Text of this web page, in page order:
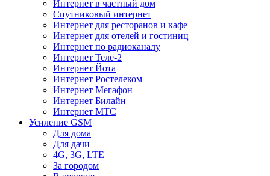
Интернет в частный дом
Спутниковый интернет
Интернет для ресторанов и кафе
Интернет для отелей и гостиниц
Интернет по радиоканалу
Интернет Теле-2
Интернет Йота
Интернет Ростелеком
Интернет Мегафон
Интернет Билайн
Интернет МТС
Усиление GSM
Для дома
Для дачи
4G, 3G, LTE
За городом